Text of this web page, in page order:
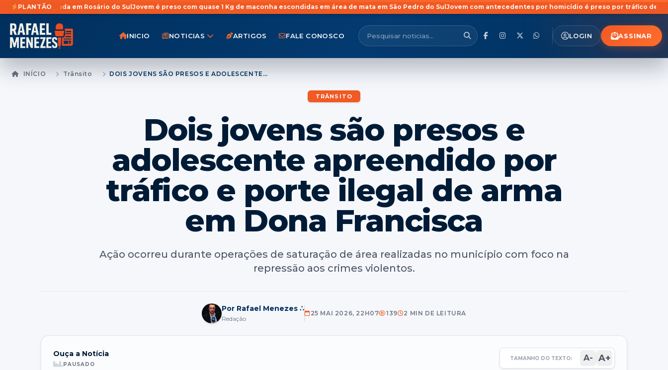
PLANTÃO
em Rosário do SulJovem é preso com quase 1 Kg de maconha escondidas em área de mata em São Pedro do SulJovem com antecedentes por homicídio é preso por tráfico de drogas no bairro
INICIO NOTICIAS ARTIGOS FALE CONOSCO LOGIN ASSINAR
INÍCIO Trânsito DOIS JOVENS SÃO PRESOS E ADOLESCENTE APREENDIDO POR TRÁFICO E PORTE ILEGAL DE ARMA EM DONA FRANCISCA
TRÂNSITO
Dois jovens são presos e
adolescente apreendido por
tráfico e porte ilegal de arma
em Dona Francisca
Ação ocorreu durante operações de saturação de área realizadas no município com foco na
repressão aos crimes violentos.
Por Rafael Menezes ∴
Redação
25 MAI 2026, 22H07 139 2 MIN DE LEITURA
Ouça a Notícia
PAUSADO
TAMANHO DO TEXTO: A- A+